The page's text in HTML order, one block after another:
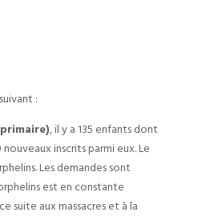
:
, il y a 135 enfants dont
inscrits parmi eux. Le
Les demandes sont
est en constante
suite aux massacres et à la